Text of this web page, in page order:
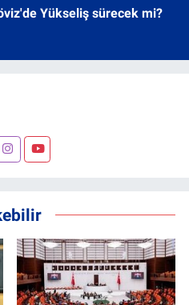
Yükseliş sürecek mi?